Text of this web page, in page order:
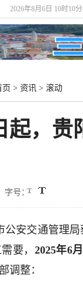
2026年8月6日 10时10
页 > 资讯 > 滚动
起，
字号：
公安交通管理
要， 2025年6
调整：